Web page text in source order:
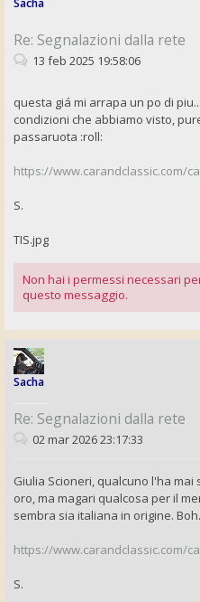
Sacha
Re: Segnalazioni dalla rete
13 feb 2025 19:58:06
questa giá mi arrapa un po di
condizioni che abbiamo visto,
passaruota :roll:
https://www.carandclassic.com/
S.
TIS.jpg
Non hai i permessi necessari
questo messaggio.
Sacha
Re: Segnalazioni dalla rete
02 mar 2026 23:17:33
Giulia Scioneri, qualcuno l'ha
oro, ma magari qualcosa per il
sembra sia italiana in origine. Boh.
https://www.carandclassic.com/
S.